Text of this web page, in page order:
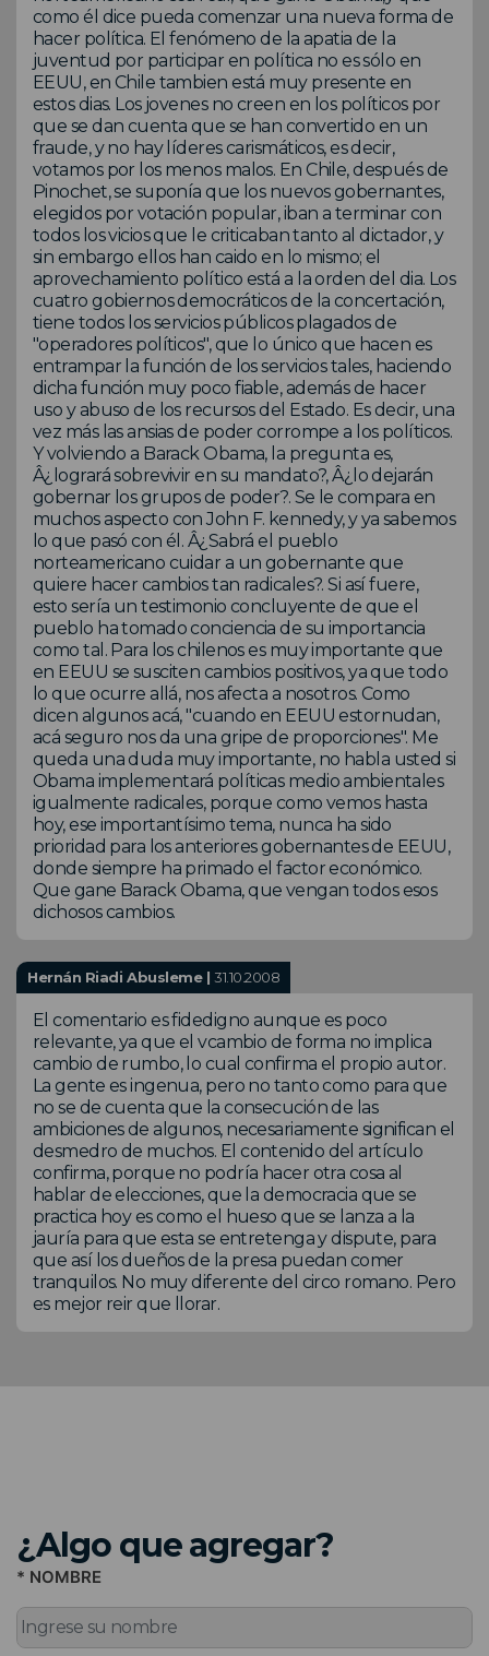
como él dice pueda comenzar una nueva forma de
hacer política. El fenómeno de la apatia de la
juventud por participar en política no es sólo en
EEUU, en Chile tambien está muy presente en
estos dias. Los jovenes no creen en los políticos por
que se dan cuenta que se han convertido en un
fraude, y no hay líderes carismáticos, es decir,
votamos por los menos malos. En Chile, después de
Pinochet, se suponía que los nuevos gobernantes,
elegidos por votación popular, iban a terminar con
todos los vicios que le criticaban tanto al dictador, y
sin embargo ellos han caido en lo mismo; el
aprovechamiento político está a la orden del dia. Los
cuatro gobiernos democráticos de la concertación,
tiene todos los servicios públicos plagados de
"operadores políticos", que lo único que hacen es
entrampar la función de los servicios tales, haciendo
dicha función muy poco fiable, además de hacer
uso y abuso de los recursos del Estado. Es decir, una
vez más las ansias de poder corrompe a los políticos.
Y volviendo a Barack Obama, la pregunta es,
Â¿logrará sobrevivir en su mandato?, Â¿lo dejarán
gobernar los grupos de poder?. Se le compara en
muchos aspecto con John F. kennedy, y ya sabemos
lo que pasó con él. Â¿Sabrá el pueblo
norteamericano cuidar a un gobernante que
quiere hacer cambios tan radicales?. Si así fuere,
esto sería un testimonio concluyente de que el
pueblo ha tomado conciencia de su importancia
como tal. Para los chilenos es muy importante que
en EEUU se susciten cambios positivos, ya que todo
lo que ocurre allá, nos afecta a nosotros. Como
dicen algunos acá, "cuando en EEUU estornudan,
acá seguro nos da una gripe de proporciones". Me
queda una duda muy importante, no habla usted si
Obama implementará políticas medio ambientales
igualmente radicales, porque como vemos hasta
hoy, ese importantísimo tema, nunca ha sido
prioridad para los anteriores gobernantes de EEUU,
donde siempre ha primado el factor económico.
Que gane Barack Obama, que vengan todos esos
dichosos cambios.
Hernán Riadi Abusleme | 31.10.2008
El comentario es fidedigno aunque es poco
relevante, ya que el vcambio de forma no implica
cambio de rumbo, lo cual confirma el propio autor.
La gente es ingenua, pero no tanto como para que
no se de cuenta que la consecución de las
ambiciones de algunos, necesariamente significan el
desmedro de muchos. El contenido del artículo
confirma, porque no podría hacer otra cosa al
hablar de elecciones, que la democracia que se
practica hoy es como el hueso que se lanza a la
jauría para que esta se entretenga y dispute, para
que así los dueños de la presa puedan comer
tranquilos. No muy diferente del circo romano. Pero
es mejor reir que llorar.
¿Algo que agregar?
* NOMBRE